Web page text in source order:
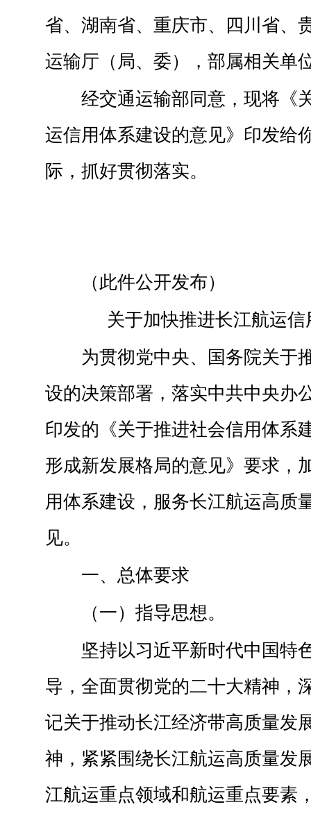
省、湖南省、重庆市、四川省、
运输厅（局、委），部属相关单
经交通运输部同意，现将《
运信用体系建设的意见》印发给
际，抓好贯彻落实。
（此件公开发布）
关于加快推进长江航运
为贯彻党中央、国务院关于
设的决策部署，落实中共中央办
印发的《关于推进社会信用体系
形成新发展格局的意见》要求，
用体系建设，服务长江航运高质
见。
一、总体要求
（一）指导思想。
坚持以习近平新时代中国特
导，全面贯彻党的二十大精神，
记关于推动长江经济带高质量发
神，紧紧围绕长江航运高质量发
江航运重点领域和航运重点要素